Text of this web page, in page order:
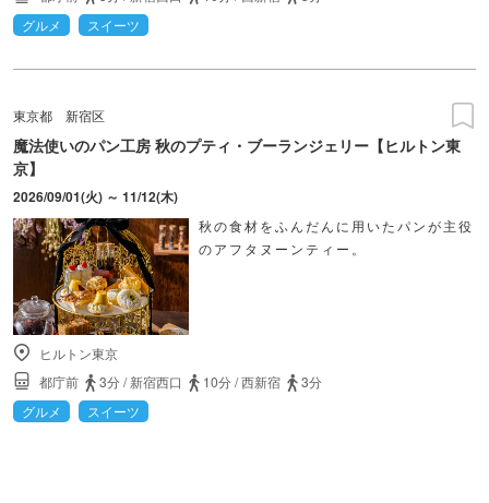
グルメ
スイーツ
東京都 新宿区
魔法使いのパン工房 秋のプティ・ブーランジェリー【ヒルトン東
京】
2026/09/01(火) ～ 11/12(木)
秋の食材をふんだんに用いたパンが主役
のアフタヌーンティー。
ヒルトン東京
都庁前
3分/新宿西口 10分/西新宿
3分
グルメ
スイーツ